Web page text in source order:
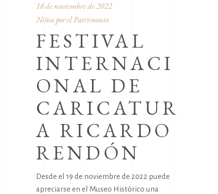
18 de noviembre de 2022
Niños por el Patrimonio
FESTIVAL
INTERNACI
ONAL DE
CARICATUR
A RICARDO
RENDÓN
Desde el 19 de noviembre de 2022 puede
apreciarse en el Museo Histórico una